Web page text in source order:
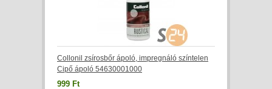
Collonil zsírosbőr ápoló, impregnáló színtelen
Cipő ápoló 54630001000
999 Ft